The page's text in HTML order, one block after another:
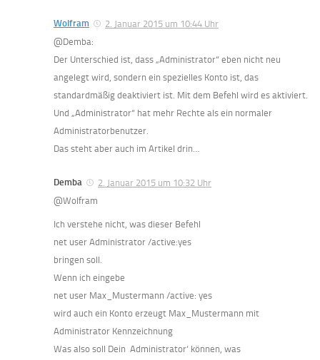
Wolfram
2. Januar 2015 um 10:44 Uhr
@Demba:
Der Unterschied ist, dass „Administrator“ eben nicht neu
angelegt wird, sondern ein spezielles Konto ist, das
standardmäßig deaktiviert ist. Mit dem Befehl wird es aktiviert.
Und „Administrator“ hat mehr Rechte als ein normaler
Administratorbenutzer.
Das steht aber auch im Artikel drin…
Demba
2. Januar 2015 um 10:32 Uhr
@Wolfram
Ich verstehe nicht, was dieser Befehl
net user Administrator /active:yes
bringen soll.
Wenn ich eingebe
net user Max_Mustermann /active: yes
wird auch ein Konto erzeugt Max_Mustermann mit
Administrator Kennzeichnung
Was also soll Dein ‚Administrator‘ können, was